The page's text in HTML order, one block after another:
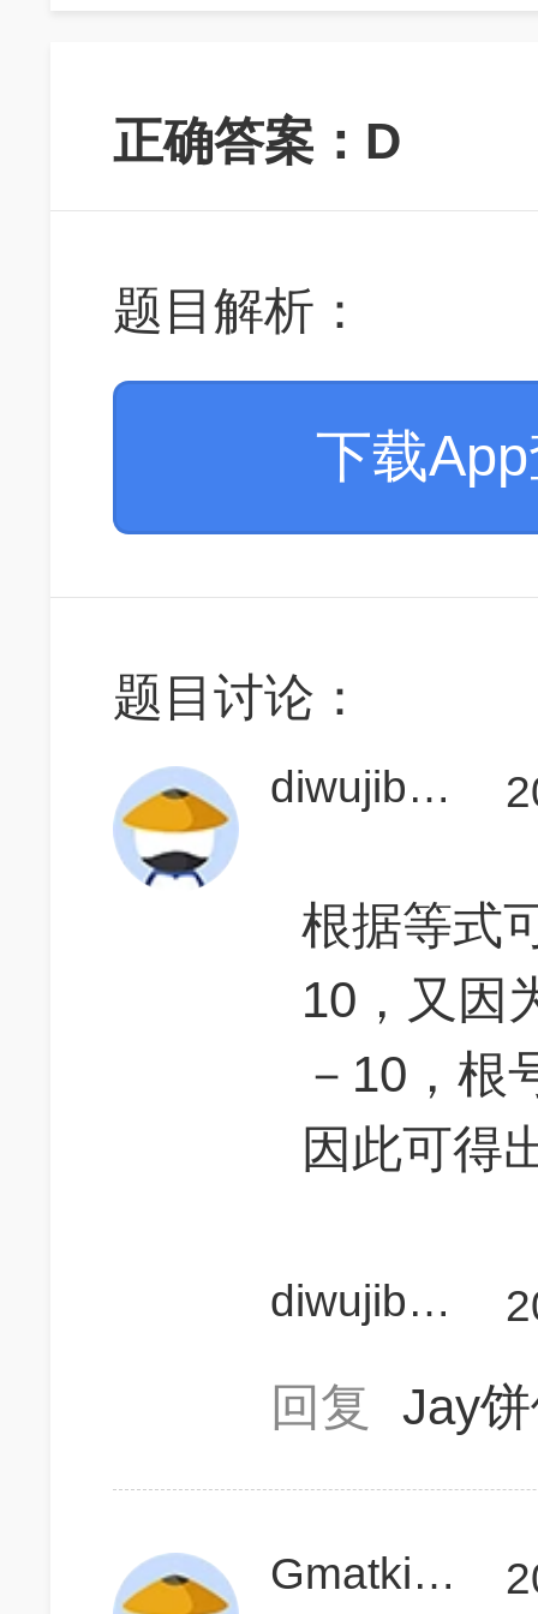
正确答案：D
题目解析：
下载
题目讨论：
diwujibingqi
根据等式
10，又因
－10，根
因此可得
diwujibingqi
回复 Jay
Gmatkiller